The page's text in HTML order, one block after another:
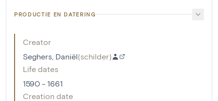
PRODUCTIE EN DATERING
Creator
Seghers, Daniël(schilder)
Life dates
1590 - 1661
Creation date